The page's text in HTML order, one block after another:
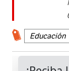
Educación